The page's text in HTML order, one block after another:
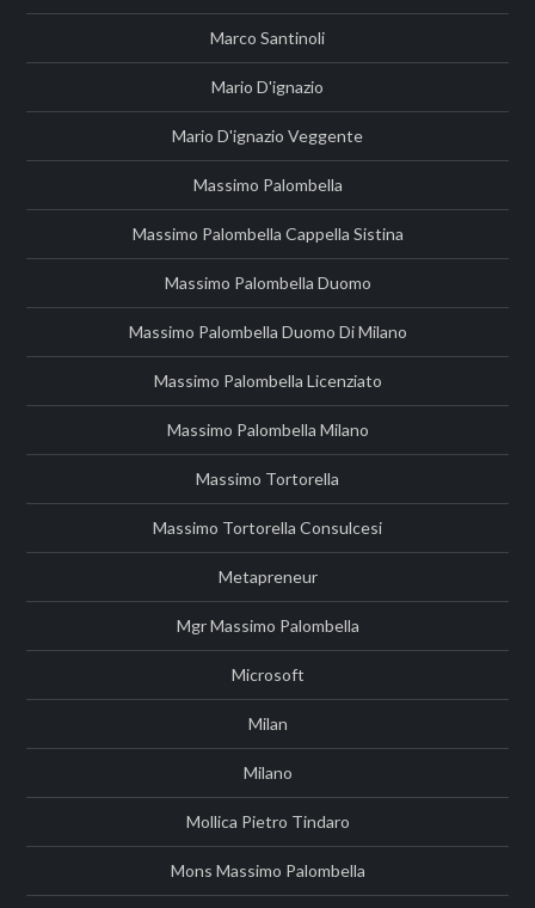
Marco Santinoli
Mario D'ignazio
Mario D'ignazio Veggente
Massimo Palombella
Massimo Palombella Cappella Sistina
Massimo Palombella Duomo
Massimo Palombella Duomo Di Milano
Massimo Palombella Licenziato
Massimo Palombella Milano
Massimo Tortorella
Massimo Tortorella Consulcesi
Metapreneur
Mgr Massimo Palombella
Microsoft
Milan
Milano
Mollica Pietro Tindaro
Mons Massimo Palombella